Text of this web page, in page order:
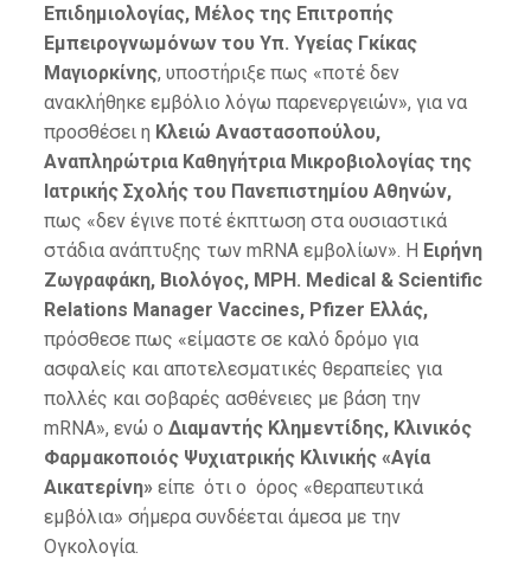
Επιδημιολογίας, Μέλος της Επιτροπής
Εμπειρογνωμόνων του Υπ. Υγείας Γκίκας
Μαγιορκίνης, υποστήριξε πως «ποτέ δεν
ανακλήθηκε εμβόλιο λόγω παρενεργειών», για να
προσθέσει η Κλειώ Αναστασοπούλου,
Αναπληρώτρια Καθηγήτρια Μικροβιολογίας της
Ιατρικής Σχολής του Πανεπιστημίου Αθηνών,
πως «δεν έγινε ποτέ έκπτωση στα ουσιαστικά
στάδια ανάπτυξης των mRNA εμβολίων». Η Ειρήνη
Ζωγραφάκη, Βιολόγος, MPH. Medical& Scientific
Relations Manager Vaccines, Pfizer Ελλάς,
πρόσθεσε πως «είμαστε σε καλό δρόμο για
ασφαλείς και αποτελεσματικές θεραπείες για
πολλές και σοβαρές ασθένειες με βάση την
mRNA», ενώ ο Διαμαντής Κλημεντίδης, Κλινικός
Φαρμακοποιός Ψυχιατρικής Κλινικής «Αγία
Αικατερίνη» είπε ότι ο όρος «θεραπευτικά
εμβόλια» σήμερα συνδέεται άμεσα με την
Ογκολογία.